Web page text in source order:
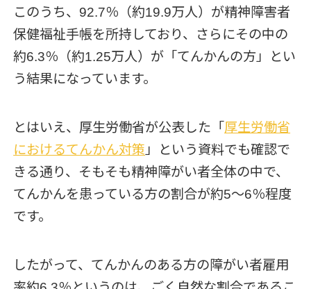
このうち、92.7％（約19.9万人）が精神障害者
保健福祉手帳を所持しており、さらにその中の
約6.3％（約1.25万人）が「てんかんの方」とい
う結果になっています。
とはいえ、厚生労働省が公表した「 厚生労働省
におけるてんかん対策 」という資料でも確認で
きる通り、そもそも精神障がい者全体の中で、
てんかんを患っている方の割合が約5〜6％程度
です。
したがって、てんかんのある方の障がい者雇用